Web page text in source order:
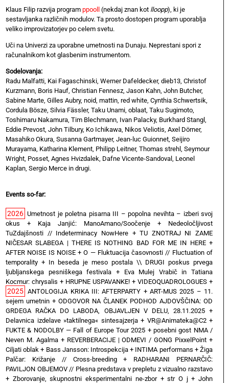
Klaus Filip razvija program ppooll (nekdaj znan kot lloopp), ki je
sestavljanka različnih modulov. Ta prosto dostopen program uporablja
veliko improvizatorjev po celem svetu.
Uči na Univerzi za uporabne umetnosti na Dunaju. Neprestani spori z
računalnikom kot glasbenim instrumentom.
Sodelovanja:
Radu Malfatti, Kai Fagaschinski, Werner Dafeldecker, dieb13, Christof
Kurzmann, Boris Hauf, Christian Fennesz, Jason Kahn, John Butcher,
Sabine Marte, Gilles Aubry, noid, mattin, red white, Cynthia Schwertsik,
Cordula Bösze, Silvia Fässler, Taku Unami, oblaat, Taku Sugimoto,
Toshimaru Nakamura, Tim Blechmann, Ivan Palacky, Burkhard Stangl,
Eddie Prevost, John Tilbury, Ko Ichikawa, Nikos Veliotis, Axel Dörner,
Masahiko Okura, Susanna Gartmayer, Jean-luc Guionnet, Seijiro
Murayama, Katharina Klement, Philipp Leitner, Thomas strehl, Seymour
Wright, Posset, Agnes Hvizdalek, Dafne Vicente-Sandoval, Leonel
Kaplan, Sergio Merce in drugi.
Events so-far:
2026 Umetnost je poletna pisarna III – popolna nevihta – izberi svoj
okus + Kaja Janjić: ManoAmano/Soočenje + Nedeoločljivost
TuZdajšnosti // Indeterminacy NowHere+TU ZNOTRAJ NI ZAME
NIČESAR SLABEGA | THERE IS NOTHING BAD FOR ME IN HERE+
AFTER NOISE IS NOISE+O — Fluktuacija časovnosti // Fluctuation of
temporality + In beseda je meso postala \\ DRUGI poskus prvega
ljubljanskega pesniškega festivala + Eva Mulej Vrabič in Tatiana
Kocmur: chrysalis + HRUPNE USPAVANKE! + VIDEOQUADROLOGUES +
2025 ANTOLOGIJA KRIKA III: AFTERPARTY +ART-MUS 2025 – 11.
sejem umetnin + ODGOVOR NA ČLANEK PODHOD AJDOVŠČINA: OD
GRDEGA RAČKA DO LABODA, OBJAVLJEN V DELU, 28.11.2025+
Delavnica izdelave »taktilnega« sintesajzerja+ VR@Animateka@C2+
FUKTE & NODOLBY — Fall of Europe Tour 2025 + posebni gost NMA /
Neven M. Agalma+ REVERBERACIJE | ODMEVI / GONG PixxelPoint +
Ciljati oblak + Bass Jansson: Introspekcija + INTIMA performans +Žiga
Palčar: Križanje // Cross-breeding+ RADHARANI PERNARČIČ:
PAVILJON OBJEMOV // Plesna predstava v prepletu z vizualno razstavo
+ Zborovanje, skupnostni eksperimentalni ne-zbor+str O j+John